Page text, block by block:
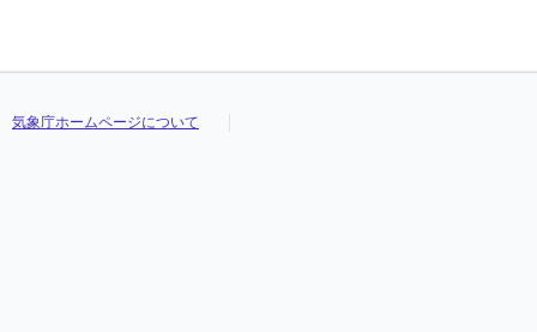
気象庁ホームページについて